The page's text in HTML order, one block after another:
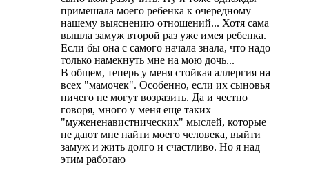
примешала моего ребенка к очередному
нашему выяснению отношений... Хотя сама
вышла замуж второй раз уже имея ребенка.
Если бы она с самого начала знала, что надо
только намекнуть мне на мою дочь...
В общем, теперь у меня стойкая аллергия на
всех "мамочек". Особенно, если их сыновья
ничего не могут возразить. Да и честно
говоря, много у меня еще таких
"мужененавистнических" мыслей, которые
не дают мне найти моего человека, выйти
замуж и жить долго и счастливо. Но я над
этим работаю